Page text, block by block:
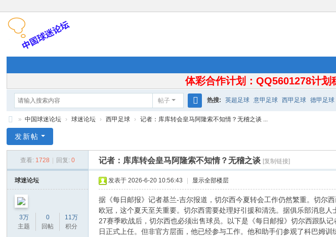
体彩合作计划：QQ5601278计
帖子
搜
热搜: 英超足球 意甲足球 西甲足球 德甲足球
国
迷
论
坛
» 中国球迷论坛 › 球迷论坛 › 西甲足球 › 记者：库库转会皇马阿隆索不知情？无稽之谈 ...
发新帖
查看: 1728 回复: 0 记者：库库转会皇马阿隆索不知情？无稽之谈 [复制链接]
球迷论坛
3万
主题
0
回帖
11万
积分
发表于 2026-6-20 10:56:43 显示全部楼层
据《每日邮报》记者基兰-吉尔报道，切尔西今夏转会工作仍然繁重。切尔
欧冠，这个夏天至关重要。切尔西需要处理好引援和清洗。据俱乐部消息
27赛季欧战后，切尔西也必须出售球员。以下是《每日邮报》切尔西跟队
日正式上任。但非官方层面，他已经参与工作。他和助手们参观了科巴姆